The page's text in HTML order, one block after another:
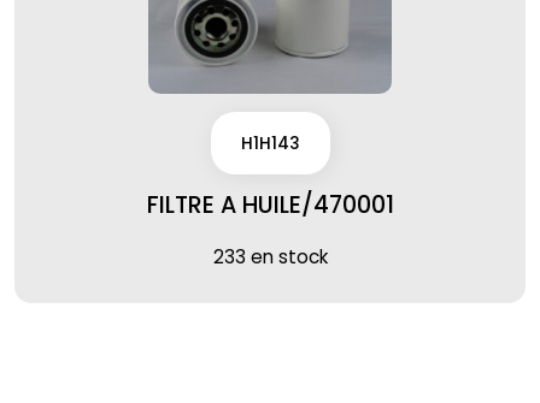
H1H143
FILTRE A HUILE/470001
233 en stock